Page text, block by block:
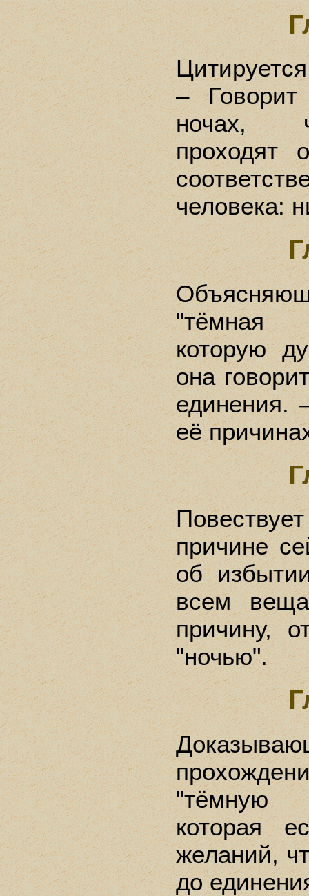
–
ночах,
проходят
человека:
"тёмная
которую
она
единения.
её
причине
об
всем
причину,
"ночью".
"тёмную
которая
желаний,
до